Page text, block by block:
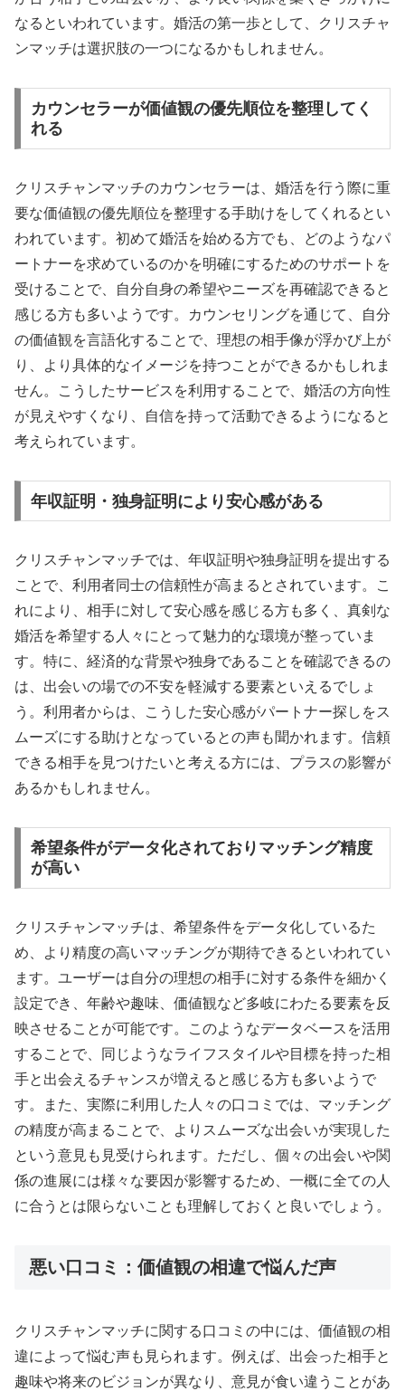
なるといわれています。婚活の第一歩として、クリスチャ
ンマッチは選択肢の一つになるかもしれません。
カウンセラーが価値観の優先順位を整理してく
れる
クリスチャンマッチのカウンセラーは、婚活を行う際に重
要な価値観の優先順位を整理する手助けをしてくれるとい
われています。初めて婚活を始める方でも、どのようなパ
ートナーを求めているのかを明確にするためのサポートを
受けることで、自分自身の希望やニーズを再確認できると
感じる方も多いようです。カウンセリングを通じて、自分
の価値観を言語化することで、理想の相手像が浮かび上が
り、より具体的なイメージを持つことができるかもしれま
せん。こうしたサービスを利用することで、婚活の方向性
が見えやすくなり、自信を持って活動できるようになると
考えられています。
年収証明・独身証明により安心感がある
クリスチャンマッチでは、年収証明や独身証明を提出する
ことで、利用者同士の信頼性が高まるとされています。こ
れにより、相手に対して安心感を感じる方も多く、真剣な
婚活を希望する人々にとって魅力的な環境が整っていま
す。特に、経済的な背景や独身であることを確認できるの
は、出会いの場での不安を軽減する要素といえるでしょ
う。利用者からは、こうした安心感がパートナー探しをス
ムーズにする助けとなっているとの声も聞かれます。信頼
できる相手を見つけたいと考える方には、プラスの影響が
あるかもしれません。
希望条件がデータ化されておりマッチング精度
が高い
クリスチャンマッチは、希望条件をデータ化しているた
め、より精度の高いマッチングが期待できるといわれてい
ます。ユーザーは自分の理想の相手に対する条件を細かく
設定でき、年齢や趣味、価値観など多岐にわたる要素を反
映させることが可能です。このようなデータベースを活用
することで、同じようなライフスタイルや目標を持った相
手と出会えるチャンスが増えると感じる方も多いようで
す。また、実際に利用した人々の口コミでは、マッチング
の精度が高まることで、よりスムーズな出会いが実現した
という意見も見受けられます。ただし、個々の出会いや関
係の進展には様々な要因が影響するため、一概に全ての人
に合うとは限らないことも理解しておくと良いでしょう。
悪い口コミ：価値観の相違で悩んだ声
クリスチャンマッチに関する口コミの中には、価値観の相
違によって悩む声も見られます。例えば、出会った相手と
趣味や将来のビジョンが異なり、意見が食い違うことがあ